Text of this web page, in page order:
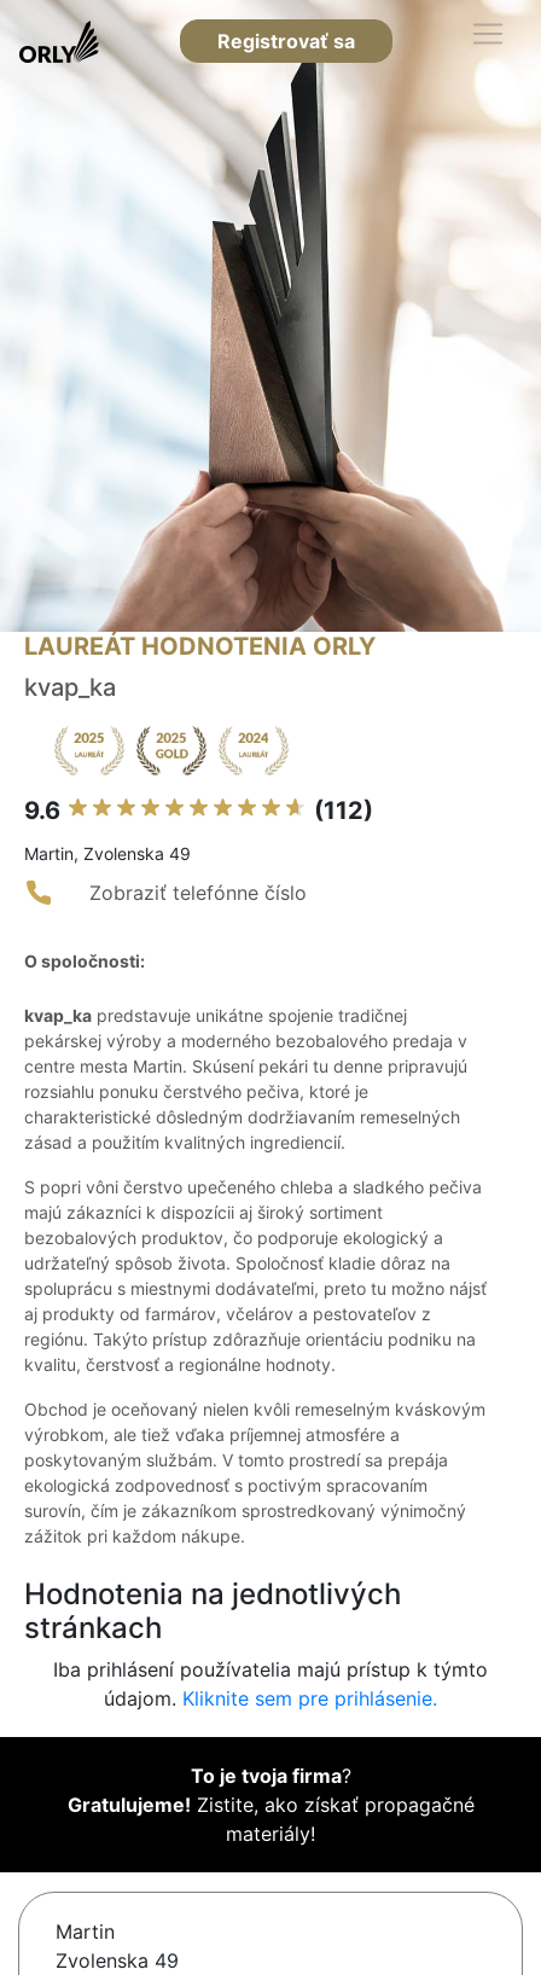
Registrovať sa
LAUREÁT HODNOTENIA ORLY
kvap_ka
9.6 (112)
Martin, Zvolenska 49
Zobraziť telefónne číslo
O spoločnosti:
kvap_ka predstavuje unikátne spojenie tradičnej
pekárskej výroby a moderného bezobalového predaja v
centre mesta Martin. Skúsení pekári tu denne pripravujú
rozsiahlu ponuku čerstvého pečiva, ktoré je
charakteristické dôsledným dodržiavaním remeselných
zásad a použitím kvalitných ingrediencií.
S popri vôni čerstvo upečeného chleba a sladkého pečiva
majú zákazníci k dispozícii aj široký sortiment
bezobalových produktov, čo podporuje ekologický a
udržateľný spôsob života. Spoločnosť kladie dôraz na
spoluprácu s miestnymi dodávateľmi, preto tu možno nájsť
aj produkty od farmárov, včelárov a pestovateľov z
regiónu. Takýto prístup zdôrazňuje orientáciu podniku na
kvalitu, čerstvosť a regionálne hodnoty.
Obchod je oceňovaný nielen kvôli remeselným kváskovým
výrobkom, ale tiež vďaka príjemnej atmosfére a
poskytovaným službám. V tomto prostredí sa prepája
ekologická zodpovednosť s poctivým spracovaním
surovín, čím je zákazníkom sprostredkovaný výnimočný
zážitok pri každom nákupe.
Hodnotenia na jednotlivých
stránkach
Iba prihlásení používatelia majú prístup k týmto
údajom. Kliknite sem pre prihlásenie.
To je tvoja firma?
Gratulujeme! Zistite, ako získať propagačné
materiály!
Martin
Zvolenska 49